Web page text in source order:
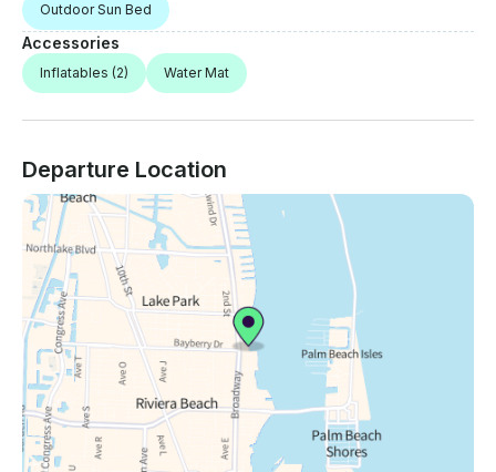
Outdoor Sun Bed
Accessories
Inflatables (2) Water Mat
Departure Location